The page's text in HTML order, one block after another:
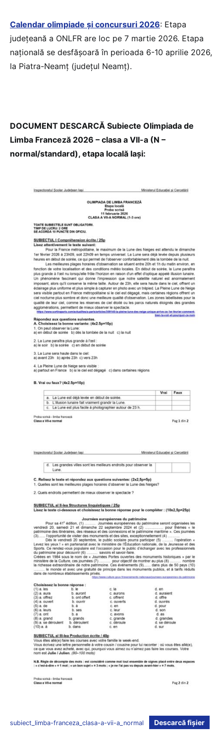
Calendar olimpiade și concursuri 2026: Etapa
județeană a ONLFR are loc pe 7 martie 2026. Etapa
națională se desfășoară în perioada 6-10 aprilie 2026,
la Piatra-Neamț (județul Neamț).
DOCUMENT DESCARCĂ Subiecte Olimpiada de
Limba Franceză 2026 – clasa a VII-a (N –
normal/standard), etapa locală Iași:
subiect_limba-franceza_clasa-a-vii-a_normal Descarcă fișier